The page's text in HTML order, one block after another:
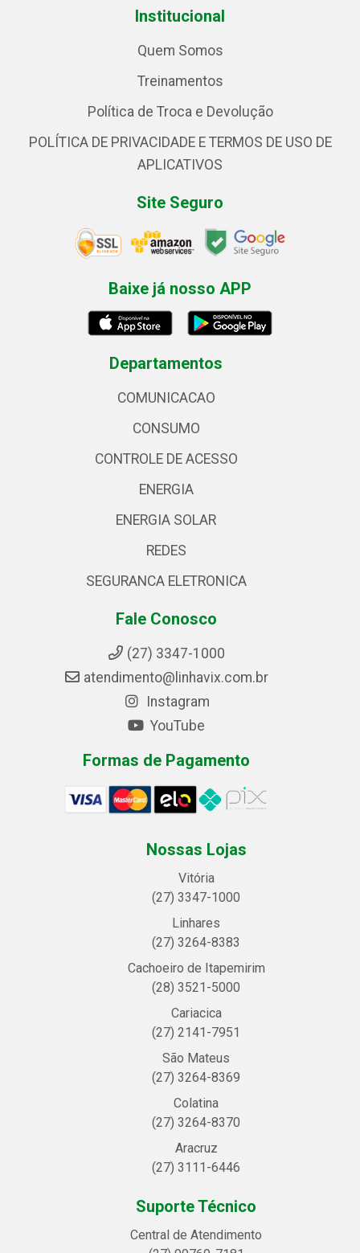
Institucional
Quem Somos
Treinamentos
Política de Troca e Devolução
POLÍTICA DE PRIVACIDADE E TERMOS DE USO DE
APLICATIVOS
Site Seguro
Baixe já nosso APP
Departamentos
COMUNICACAO
CONSUMO
CONTROLE DE ACESSO
ENERGIA
ENERGIA SOLAR
REDES
SEGURANCA ELETRONICA
Fale Conosco
(27) 3347-1000
atendimento@linhavix.com.br
Instagram
YouTube
Formas de Pagamento
Nossas Lojas
Vitória
(27) 3347-1000
Linhares
(27) 3264-8383
Cachoeiro de Itapemirim
(28) 3521-5000
Cariacica
(27) 2141-7951
São Mateus
(27) 3264-8369
Colatina
(27) 3264-8370
Aracruz
(27) 3111-6446
Suporte Técnico
Central de Atendimento